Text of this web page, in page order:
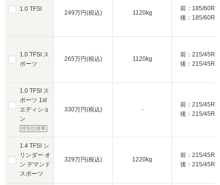
1.0 TFSI
1.0 TFSI ス
ポーツ
1.0 TFSI ス
ポーツ 1st
エディショ
ン
特別仕様車
1.4 TFSI シ
リンダー オ
ン デマンド
スポーツ
249万円(税込) 1120kg
前：185/
後：185/
265万円(税込) 1120kg
前：215/
後：215/
330万円(税込) -
前：215/
後：215/
329万円(税込) 1220kg
前：215/
後：215/